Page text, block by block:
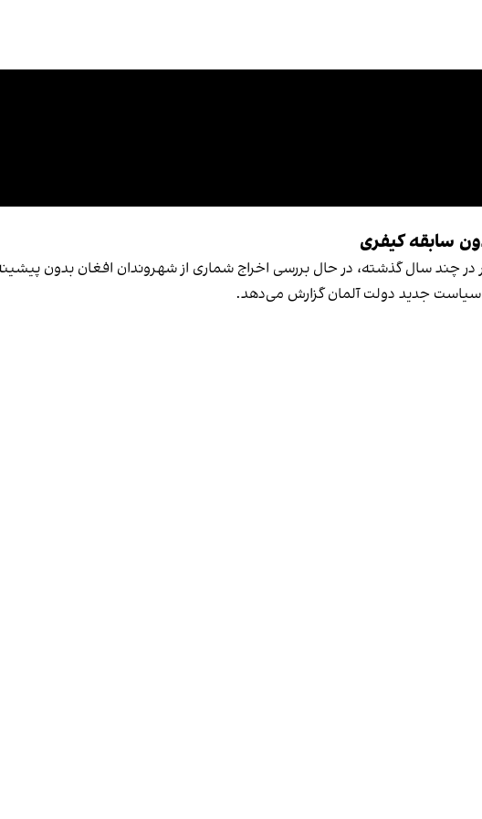
سابقه کیفری
در چند سال گذشته، در حال بررسی اخراج شماری از شهروندان افغان بدون
سیاست جدید دولت آلمان گزارش می‌دهد.